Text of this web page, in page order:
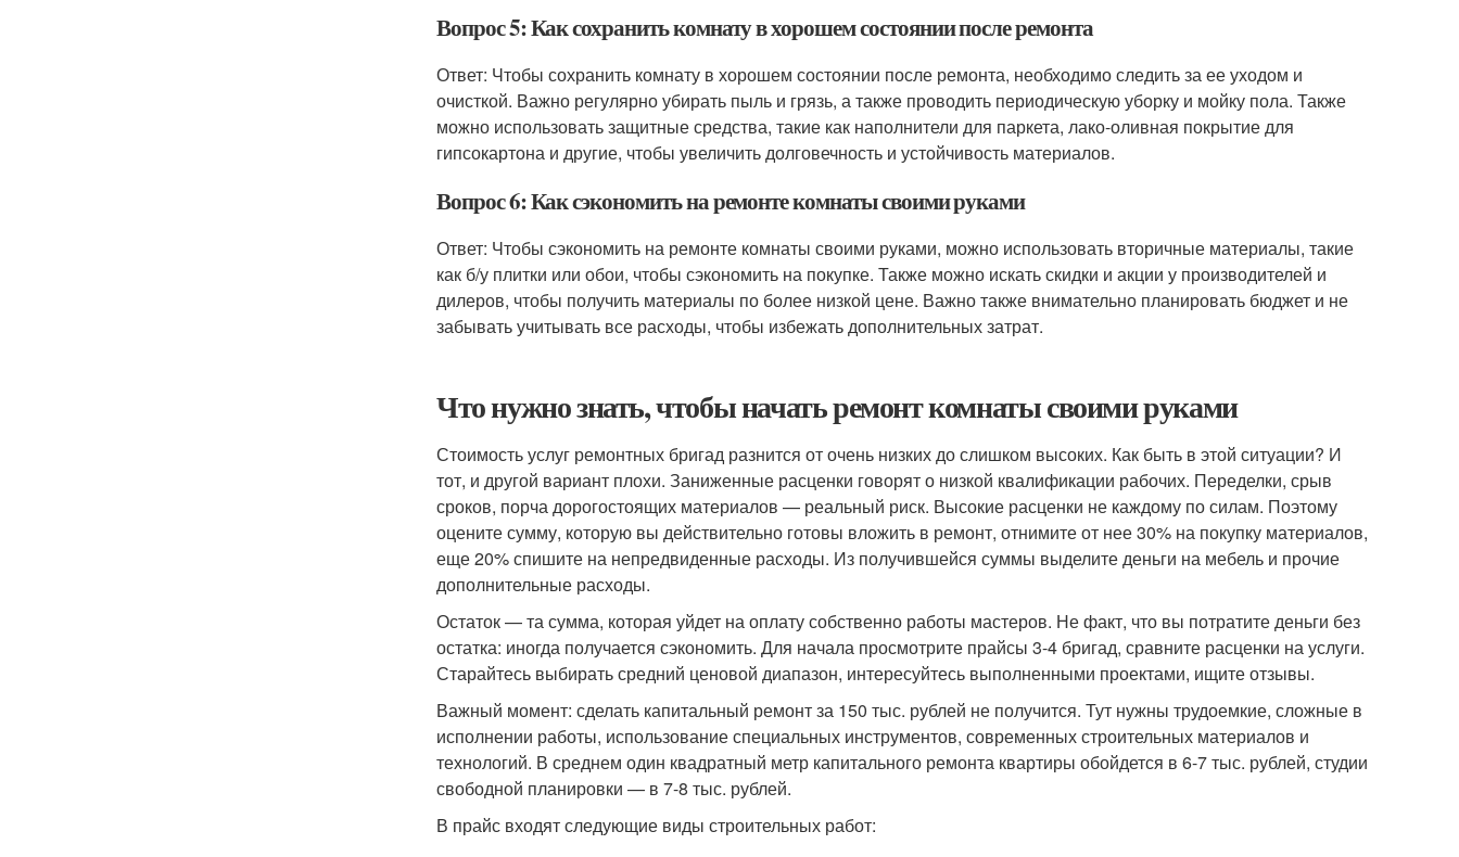
Вопрос 5: Как сохранить комнату в хорошем состоянии после ремонта
Ответ: Чтобы сохранить комнату в хорошем состоянии после ремонта, необходимо следить за ее уходом и
очисткой. Важно регулярно убирать пыль и грязь, а также проводить периодическую уборку и мойку пола. Также
можно использовать защитные средства, такие как наполнители для паркета, лако-оливная покрытие для
гипсокартона и другие, чтобы увеличить долговечность и устойчивость материалов.
Вопрос 6: Как сэкономить на ремонте комнаты своими руками
Ответ: Чтобы сэкономить на ремонте комнаты своими руками, можно использовать вторичные материалы, такие
как б/у плитки или обои, чтобы сэкономить на покупке. Также можно искать скидки и акции у производителей и
дилеров, чтобы получить материалы по более низкой цене. Важно также внимательно планировать бюджет и не
забывать учитывать все расходы, чтобы избежать дополнительных затрат.
Что нужно знать, чтобы начать ремонт комнаты своими руками
Стоимость услуг ремонтных бригад разнится от очень низких до слишком высоких. Как быть в этой ситуации? И
тот, и другой вариант плохи. Заниженные расценки говорят о низкой квалификации рабочих. Переделки, срыв
сроков, порча дорогостоящих материалов — реальный риск. Высокие расценки не каждому по силам. Поэтому
оцените сумму, которую вы действительно готовы вложить в ремонт, отнимите от нее 30% на покупку материалов,
еще 20% спишите на непредвиденные расходы. Из получившейся суммы выделите деньги на мебель и прочие
дополнительные расходы.
Остаток — та сумма, которая уйдет на оплату собственно работы мастеров. Не факт, что вы потратите деньги без
остатка: иногда получается сэкономить. Для начала просмотрите прайсы 3-4 бригад, сравните расценки на услуги.
Старайтесь выбирать средний ценовой диапазон, интересуйтесь выполненными проектами, ищите отзывы.
Важный момент: сделать капитальный ремонт за 150 тыс. рублей не получится. Тут нужны трудоемкие, сложные в
исполнении работы, использование специальных инструментов, современных строительных материалов и
технологий. В среднем один квадратный метр капитального ремонта квартиры обойдется в 6-7 тыс. рублей, студии
свободной планировки — в 7-8 тыс. рублей.
В прайс входят следующие виды строительных работ: